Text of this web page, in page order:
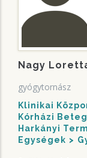
Nagy
gyógytornász
Klinikai
Kórházi
Harkányi
Egységek